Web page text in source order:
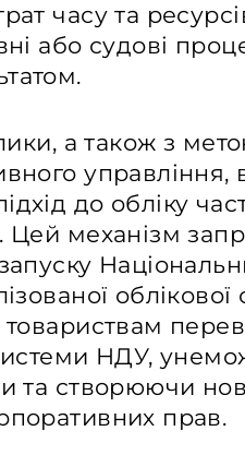
часу та
або судові
а також з
управління,
до обліку
Цей механізм
НДУ,
та створюючи
прав.